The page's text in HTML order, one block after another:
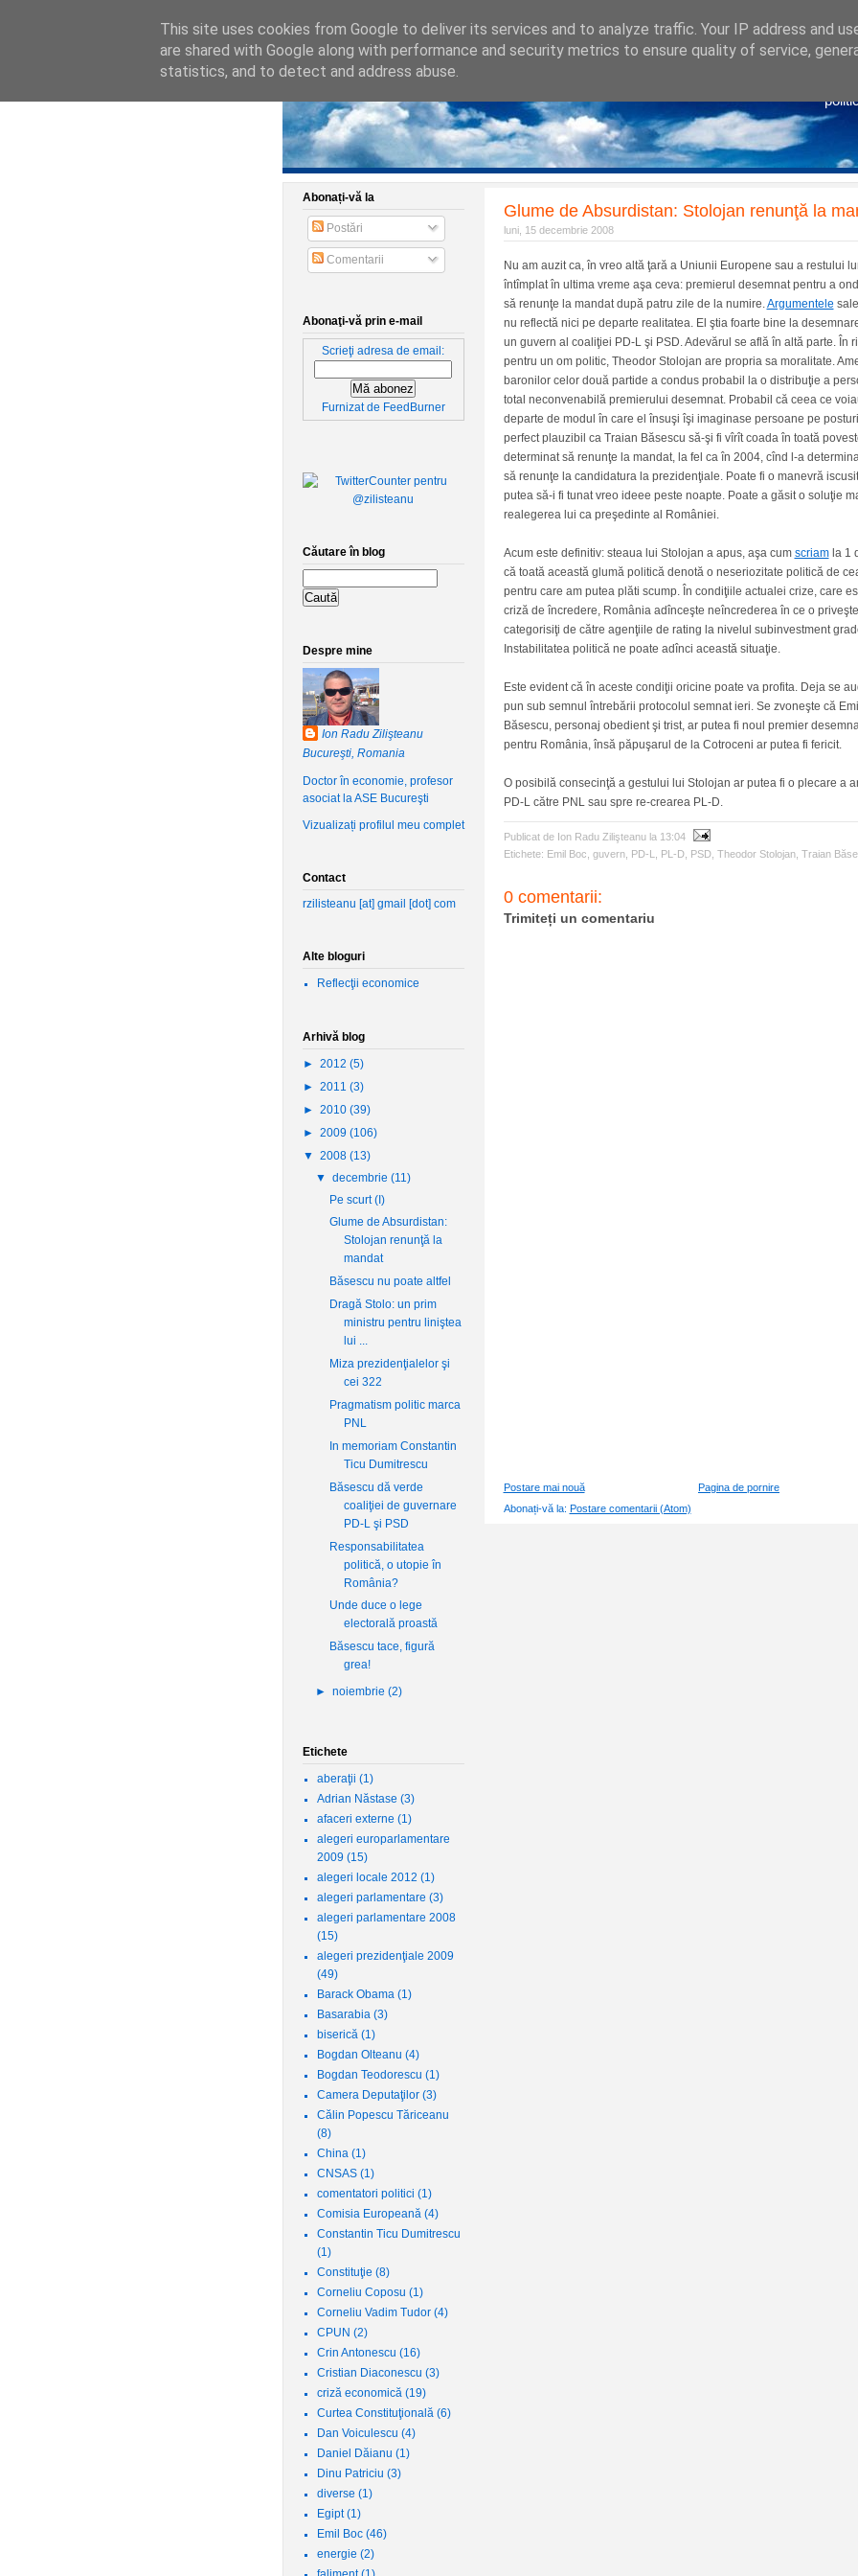
Abonați-vă la
Postări
Comentarii
Abonaţi-vă prin e-mail
Scrieţi adresa de email:
Furnizat de FeedBurner
Căutare în blog
Despre mine
Ion Radu Zilişteanu
Bucureşti, Romania
Doctor în economie, profesor
asociat la ASE Bucureşti
Vizualizați profilul meu complet
Contact
rzilisteanu [at] gmail [dot] com
Alte bloguri
Reflecţii economice
Arhivă blog
► 2012 (5)
► 2011 (3)
► 2010 (39)
► 2009 (106)
▼ 2008 (13)
▼decembrie(11)
Pe scurt (I)
Glume de Absurdistan:
Stolojan renunţă la
mandat
Băsescu nu poate altfel
Dragă Stolo: un prim
ministru pentru liniştea
lui ...
Miza prezidenţialelor şi
cei 322
Pragmatism politic marca
PNL
In memoriam Constantin
Ticu Dumitrescu
Băsescu dă verde
coaliţiei de guvernare
PD-L şi PSD
Responsabilitatea
politică, o utopie în
România?
Unde duce o lege
electorală proastă
Băsescu tace, figură
grea!
►noiembrie(2)
Etichete
aberaţii (1)
Adrian Năstase (3)
afaceri externe (1)
alegeri europarlamentare
2009 (15)
alegeri locale 2012 (1)
alegeri parlamentare (3)
alegeri parlamentare 2008
(15)
alegeri prezidenţiale 2009
(49)
Barack Obama (1)
Basarabia (3)
biserică (1)
Bogdan Olteanu (4)
Bogdan Teodorescu (1)
Camera Deputaţilor (3)
Călin Popescu Tăriceanu
(8)
China (1)
CNSAS (1)
comentatori politici (1)
Comisia Europeană (4)
Constantin Ticu Dumitrescu
(1)
Constituţie (8)
Corneliu Coposu (1)
Corneliu Vadim Tudor (4)
CPUN (2)
Crin Antonescu (16)
Cristian Diaconescu (3)
criză economică (19)
Curtea Constituţională (6)
Dan Voiculescu (4)
Daniel Dăianu (1)
Dinu Patriciu (3)
diverse (1)
Egipt(1)
Emil Boc (46)
energie (2)
Glume de Absurdistan: Stolojan renunţă la
luni, 15 decembrie 2008
Nu am auzit ca, în vreo altă ţară a Uniunii Europene sau a restului
întîmplat în ultima vreme aşa ceva: premierul desemnat pentru a
să renunţe la mandat după patru zile de la numire.Argumentele
nu reflectă nici pe departe realitatea. El ştia foarte bine la
un guvern al coaliţiei PD-L şi PSD. Adevărul se află în altă parte. În
pentru un om politic, Theodor Stolojan are propria sa moralitate.
baronilor celor două partide a condus probabil la o distribuţie a
total neconvenabilă premierului desemnat. Probabil că ceea ce
departe de modul în care el însuşi îşi imaginase persoane pe
perfect plauzibil ca Traian Băsescu să-şi fi vîrît coada în toată
determinat să renunţe la mandat, la fel ca în 2004, cînd l-a
să renunţe la candidatura la prezidenţiale. Poate fi o manevră
putea să-i fi tunat vreo ideee peste noapte. Poate a găsit o soluţie
realegerea lui ca preşedinte al României.
Acum este definitiv: steaua lui Stolojan a apus, aşa cum scriamla 1
că toată această glumă politică denotă o neseriozitate politică de
pentru care am putea plăti scump. În condiţiile actualei crize, care
criză de încredere, România adînceşte neîncrederea în ce o
categorisiţi de către agenţiile de rating la nivelul subinvestment
Instabilitatea politică ne poate adînci această situaţie.
Este evident că în aceste condiţii oricine poate va profita. Deja se
pun sub semnul întrebării protocolul semnat ieri. Se zvoneşte că
Băsescu, personaj obedient şi trist, ar putea fi noul premier
pentru România, însă păpuşarul de la Cotroceni ar putea fi fericit.
O posibilă consecinţă a gestului lui Stolojan ar putea fi o plecare a
PD-L către PNL sau spre re-crearea PL-D.
Publicat de Ion Radu Zilişteanu la 13:04
Etichete: Emil Boc guvern, PD-L PL-D, PSD, Theodor Stolojan, Traian
0 comentarii:
Trimiteți un comentariu
Postare mai nouă
Pagina de pornire
Abonați-vă la: Postare comentarii (Atom)
This site uses cookies from Google to deliver its services and to analyze traffic. Your IP address and
are shared with Google along with performance and security metrics to ensure quality of service,
statistics, and to detect and address abuse.